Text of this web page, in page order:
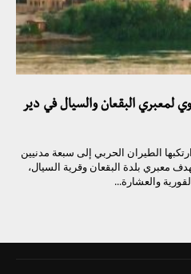
لمعبري البقعان والسيال في دير
الطيران الحربي إلى سبعة مدنيين
معبري بلدة البقعان وقرية السيال،
والعشارة...